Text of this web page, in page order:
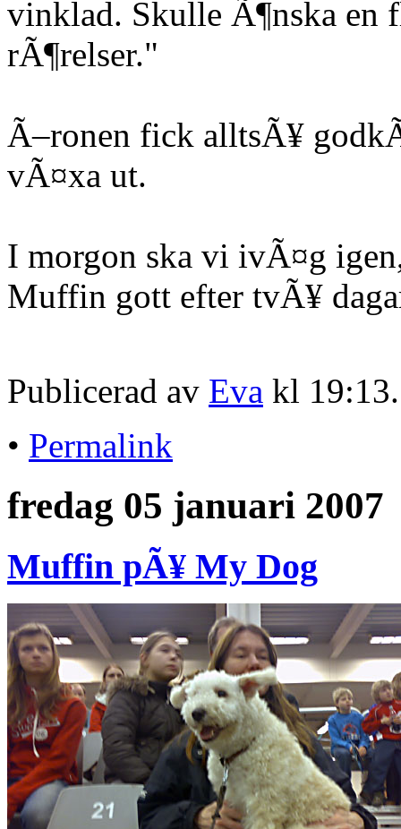
vinklad. Skulle Ã¶nska en
rÃ¶relser."
Ã–ronen fick alltsÃ¥
vÃ¤xa ut.
I morgon ska vi ivÃ¤g
Muffin gott efter tvÃ¥
Publicerad av Eva kl
• Permalink
fredag 05 januari 2007
Muffin pÃ¥ My Dog